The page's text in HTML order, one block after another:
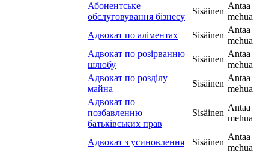
Абонентське
обслуговування бізнесу
Sisäinen
Antaa
mehua
Адвокат по аліментах
Sisäinen
Antaa
mehua
Адвокат по розірванню
шлюбу
Sisäinen
Antaa
mehua
Адвокат по розділу
майна
Sisäinen
Antaa
mehua
Адвокат по
позбавленню
батьківських прав
Sisäinen
Antaa
mehua
Адвокат з усиновлення Sisäinen
Antaa
mehua